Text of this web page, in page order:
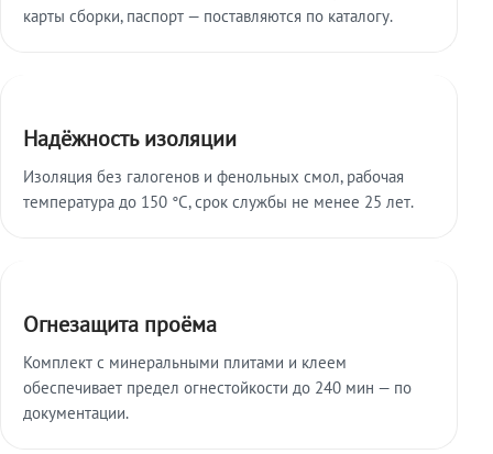
карты сборки, паспорт — поставляются по каталогу.
Надёжность изоляции
Изоляция без галогенов и фенольных смол, рабочая
температура до 150 °C, срок службы не менее 25 лет.
Огнезащита проёма
Комплект с минеральными плитами и клеем
обеспечивает предел огнестойкости до 240 мин — по
документации.